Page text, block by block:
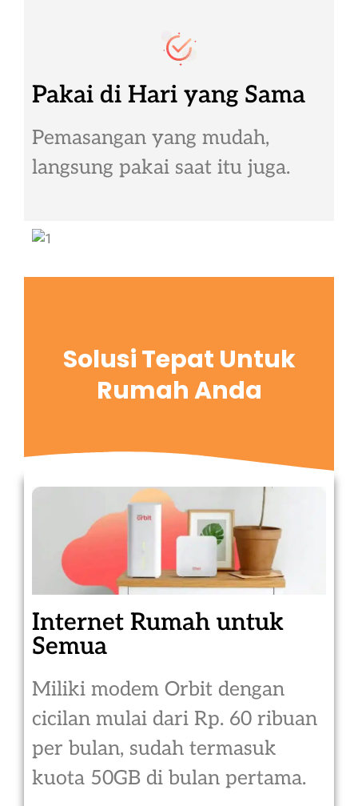
Pakai di Hari yang Sama
Pemasangan yang mudah,
langsung pakai saat itu juga.
Solusi Tepat Untuk
Rumah Anda
Internet Rumah untuk
Semua
Miliki modem Orbit dengan
cicilan mulai dari Rp. 60 ribuan
per bulan, sudah termasuk
kuota 50GB di bulan pertama.